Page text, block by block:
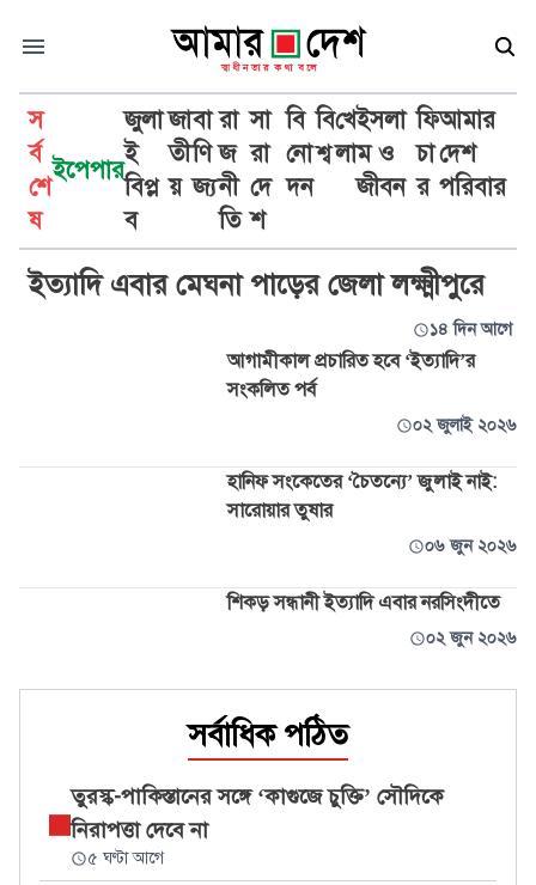
স
র্ব
শে
ষ
ইপেপার
জুলা
ই
বিপ্ল
ব
জা
তী
য়
বা
ণি
জ্য
রা
জ
নী
তি
সা
রা
দে
শ
বি
নো
দন
বি
শ্ব
খে
লা
ইসলা
ম ও
জীবন
ফি
চা
র
আমার
দেশ
পরিবার
ইত্যাদি
ইত্যাদি এবার মেঘনা পাড়ের জেলা লক্ষ্মীপুরে
১৪ দিন আগে
আগামীকাল প্রচারিত হবে ‘ইত্যাদি’র
সংকলিত পর্ব
০২ জুলাই ২০২৬
হানিফ সংকেতের ‘চৈতন্যে’ জুলাই নাই:
সারোয়ার তুষার
০৬ জুন ২০২৬
শিকড় সন্ধানী ইত্যাদি এবার নরসিংদীতে
০২ জুন ২০২৬
সর্বাধিক পঠিত
তুরস্ক-পাকিস্তানের সঙ্গে ‘কাগুজে চুক্তি’ সৌদিকে
নিরাপত্তা দেবে না
৫ ঘণ্টা আগে